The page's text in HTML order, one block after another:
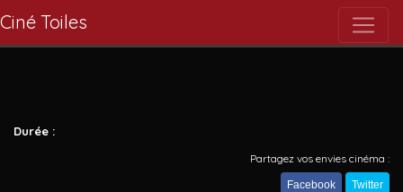
Ciné Toiles
Durée :
Partagez vos envies cinéma :
Facebook Twitter